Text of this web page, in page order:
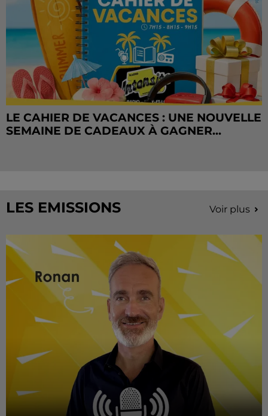
LE CAHIER DE VACANCES : UNE NOUVELLE
SEMAINE DE CADEAUX À GAGNER...
LES EMISSIONS Voir plus